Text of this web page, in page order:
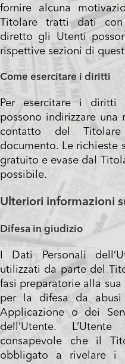
fornire alcuna
Titolare tratti dati
diretto gli Utenti
rispettive sezioni di
Come esercitare i diritti
Per esercitare i diritti
possono indirizzare una
contatto del
documento. Le richieste
gratuito e evase dal
possibile.
Ulteriori informazioni
Difesa in giudizio
I Dati Personali
utilizzati da parte del
fasi preparatorie alla
per la difesa da abusi
Applicazione o dei
dell’Utente.
consapevole che il
obbligato a rivelare i